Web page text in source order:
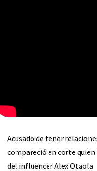
Acusado de tener
compareció en corte
del influencer Alex Otaola